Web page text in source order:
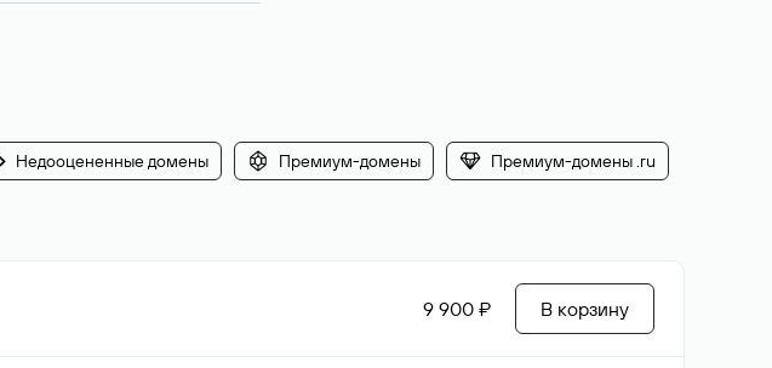
Недооцененные домены Премиум-домены Премиум-домены .ru
9 900 ₽ В корзину